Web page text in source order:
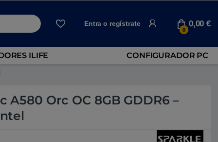
Entra o regístrate
0
0,00€
ILIFE CONFIGURADOR PC
A580 Orc OC 8GB GDDR6 –